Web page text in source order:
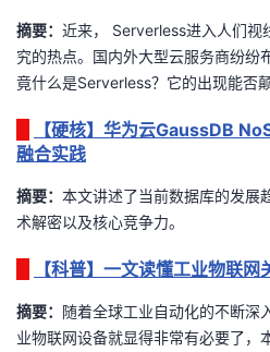
注
开
发
学
堂
我
的
Programs
我
的
持
我
的
我
摘要： 近来， Serverless进入人们视
究的热点。国内外大型云服务商纷纷
竟什么是Serverless？它的出现能否
【硬核】华为云GaussDB
融合实践
摘要： 本文讲述了当前数据库的发展
术解密以及核心竞争力。
【科普】一文读懂工业物联网
摘要： 随着全球工业自动化的不断深
业物联网设备就显得非常有必要了，